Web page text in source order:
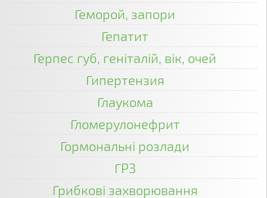
Геморой, запори
Гепатит
Герпес губ, геніталій, вік, очей
Гипертензия
Глаукома
Гломерулонефрит
Гормональні розлади
ГРЗ
Грибкові захворювання